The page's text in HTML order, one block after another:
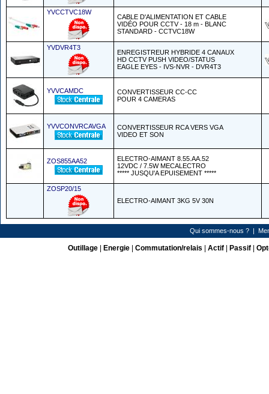
YVCCTVC18W
CABLE D'ALIMENTATION ET CABLE
VIDÉO POUR CCTV - 18 m - BLANC
STANDARD - CCTVC18W
YVDVR4T3
ENREGISTREUR HYBRIDE 4 CANAUX
HD CCTV PUSH VIDEO/STATUS
EAGLE EYES - IVS-NVR - DVR4T3
YVVCAMDC
CONVERTISSEUR CC-CC
POUR 4 CAMERAS
YVVCONVRCAVGA
CONVERTISSEUR RCA VERS VGA
VIDEO ET SON
ZOS855AA52
ELECTRO-AIMANT 8.55.AA.52
12VDC / 7.5W MECALECTRO
***** JUSQU'A EPUISEMENT *****
ZOSP20/15
ELECTRO-AIMANT 3KG 5V 30N
Qui sommes-nous ?|
Outillage| Energie| Commutation/relais Actif| Passif|